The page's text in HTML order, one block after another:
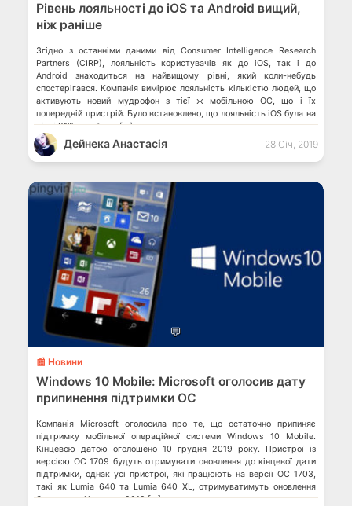
Рівень лояльності до iOS та Android вищий,
ніж раніше
Згідно з останніми даними від Consumer Intelligence Research
Partners (CIRP), лояльність користувачів як до iOS, так і до
Android знаходиться на найвищому рівні, який коли-небудь
спостерігався. Компанія вимірює лояльність кількістю людей, що
активують новий мудрофон з тієї ж мобільною ОС, що і їх
попередній пристрій. Було встановлено, що лояльність iOS була на
рівні 91%, в той час […]
Дейнека Анастасiя 28 Січ, 2019
💬
📰 Новини
Windows 10 Mobile: Microsoft оголосив дату
припинення підтримки ОС
Компанія Microsoft оголосила про те, що остаточно припиняє
підтримку мобільної операційної системи Windows 10 Mobile.
Кінцевою датою оголошено 10 грудня 2019 року. Пристрої із
версією ОС 1709 будуть отримувати оновлення до кінцевої дати
підтримки, однак усі пристрої, які працюють на версії ОС 1703,
такі як Lumia 640 та Lumia 640 XL, отримуватимуть оновлення
безпеки до 11 червня 2019 […]